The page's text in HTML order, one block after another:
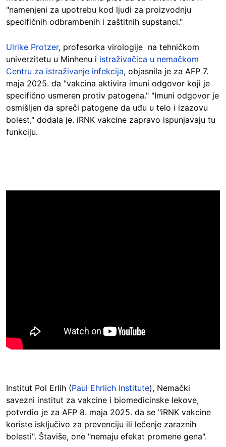
"namenjeni za upotrebu kod ljudi za proizvodnju
specifičnih odbrambenih i zaštitnih supstanci."
Ulrike Protzer, profesorka virologije na tehničkom
univerzitetu u Minhenu i istraživačica u nemačkom
Centru za istraživanje infekcija, objasnila je za AFP 7.
maja 2025. da "vakcina aktivira imuni odgovor koji je
specifično usmeren protiv patogena." "Imuni odgovor je
osmišljen da spreči patogene da uđu u telo i izazovu
bolest," dodala je. iRNK vakcine zapravo ispunjavaju tu
funkciju.
Institut Pol Erlih (Paul Ehrlich Institute), Nemački
savezni institut za vakcine i biomedicinske lekove,
potvrdio je za AFP 8. maja 2025. da se "iRNK vakcine
koriste isključivo za prevenciju ili lečenje zaraznih
bolesti". Štaviše, one "nemaju efekat promene gena".